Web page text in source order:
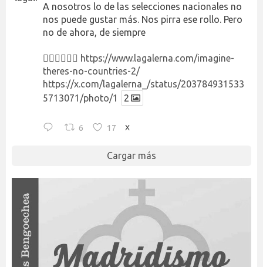
A nosotros lo de las selecciones nacionales no
nos puede gustar más. Nos pirra ese rollo. Pero
no de ahora, de siempre
👉🏻👉🏻👉🏻 https://www.lagalerna.com/imagine-
theres-no-countries-2/
https://x.com/lagalerna_/status/203784931533
5713071/photo/1
2
6 17 X
Cargar más